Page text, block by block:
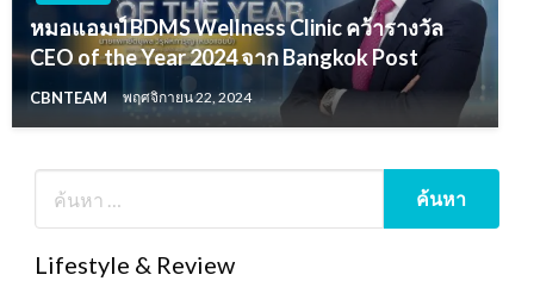
หมอแอมป์ BDMS Wellness Clinic คว้ารางวัล
CEO of the Year 2024 จาก Bangkok Post
CBNTEAM พฤศจิกายน 22, 2024
Lifestyle & Review